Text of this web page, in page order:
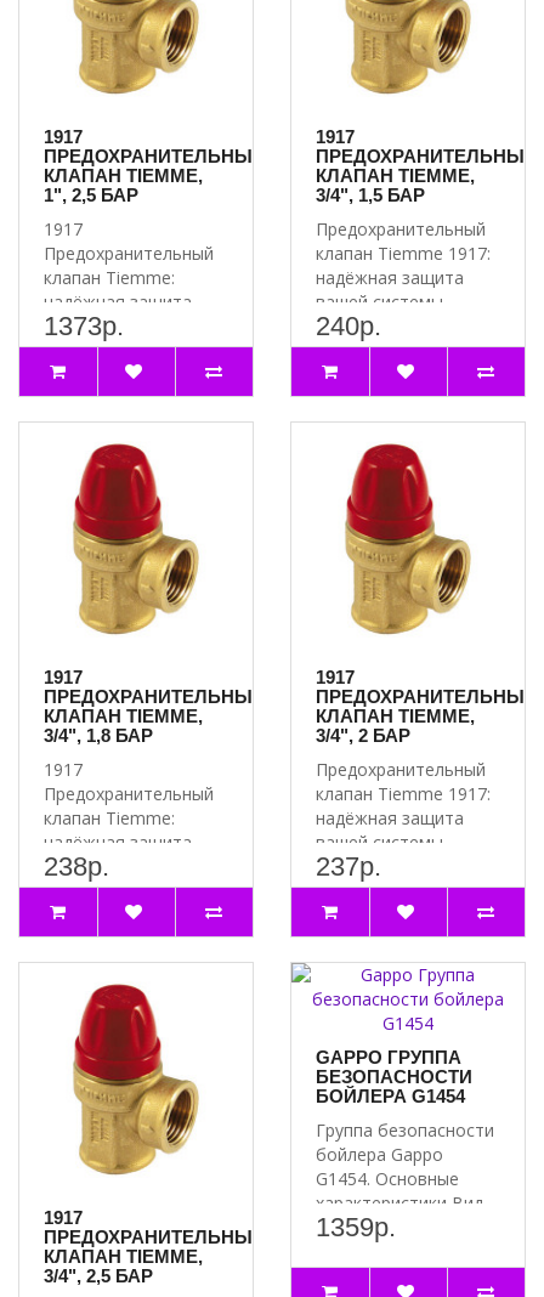
1917
ПРЕДОХРАНИТЕЛЬНЫЙ
КЛАПАН TIEMME,
1", 2,5 БАР
1917
Предохранительный
клапан Tiemme:
надёжная защита
вашей системы
Почему стоит
выбрать 1917
Предох..
1373р.
1917
ПРЕДОХРАНИТЕЛЬНЫЙ
КЛАПАН TIEMME,
3/4", 1,5 БАР
Предохранительный
клапан Tiemme 1917:
надёжная защита
вашей системы
Почему стоит
выбрать
предохранит..
240р.
1917
ПРЕДОХРАНИТЕЛЬНЫЙ
КЛАПАН TIEMME,
3/4", 1,8 БАР
1917
Предохранительный
клапан Tiemme:
надёжная защита
вашей системы
Почему стоит
выбрать 1917
Предох..
238р.
1917
ПРЕДОХРАНИТЕЛЬНЫЙ
КЛАПАН TIEMME,
3/4", 2 БАР
Предохранительный
клапан Tiemme 1917:
надёжная защита
вашей системы
Почему стоит
выбрать
предохранит..
237р.
1917
ПРЕДОХРАНИТЕЛЬНЫЙ
КЛАПАН TIEMME,
3/4", 2,5 БАР
GAPPO ГРУППА
БЕЗОПАСНОСТИ
БОЙЛЕРА G1454
Группа безопасности
бойлера Gappo
G1454. Основные
характеристики Вид
соединения ВР-НР ..
1359р.